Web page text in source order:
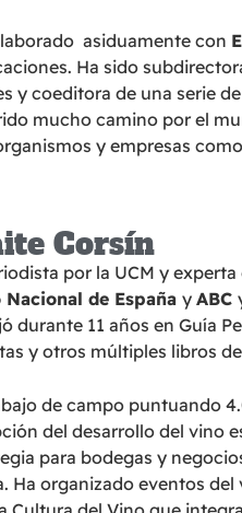
asiduamente con
Ha sido
y coeditora de una serie
mucho camino por el
y empresas
Corsín
por la UCM y
Nacional de España y ABC
durante 11 años en Guía
y otros múltiples libros
de campo puntuando
del desarrollo del vino
para bodegas y
Ha organizado eventos